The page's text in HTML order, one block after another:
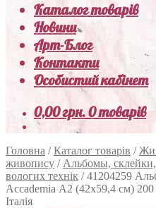
Каталог товарів
Новини
Арт-Блог
Контакти
Особистий кабінет
0,00грн.0 товарів
Головна /Каталог товарів /
живопису / Альбомы,
вологих технік /41204259
Accademia А2 (42х59,4 см)
Італія